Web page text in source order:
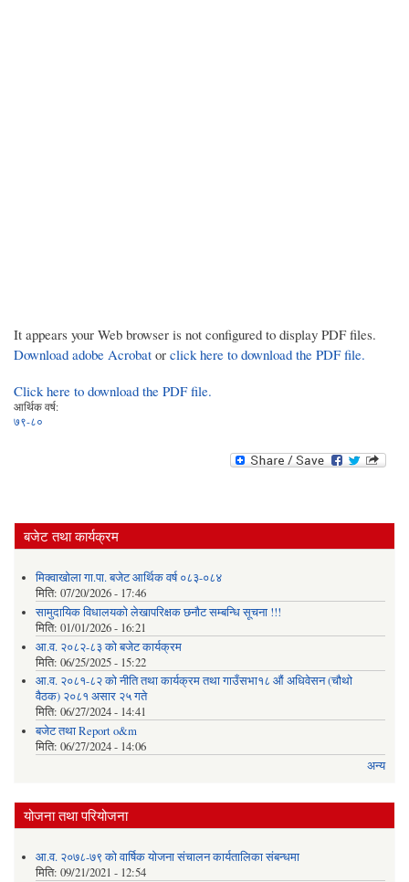
It appears your Web browser is not configured to display PDF files.
Download adobe Acrobat or click here to download the PDF file.
Click here to download the PDF file.
आर्थिक वर्ष:
७९-८०
बजेट तथा कार्यक्रम
मिक्वाखोला गा.पा. बजेट आर्थिक वर्ष ०८३-०८४
मिति: 07/20/2026 - 17:46
सामुदायिक विधालयको लेखापरिक्षक छनौट सम्बन्धि सूचना !!!
मिति: 01/01/2026 - 16:21
आ.व. २०८२-८३ को बजेट कार्यक्रम
मिति: 06/25/2025 - 15:22
आ.व. २०८१-८२ को नीति तथा कार्यक्रम तथा गाउँसभा१८ औं अधिवेसन (चौथो
वैठक) २०८१ असार २५ गते
मिति: 06/27/2024 - 14:41
बजेट तथा Report o&m
मिति: 06/27/2024 - 14:06
अन्य
योजना तथा परियोजना
आ.व. २०७८-७९ को वार्षिक योजना संचालन कार्यतालिका संबन्धमा
मिति: 09/21/2021 - 12:54